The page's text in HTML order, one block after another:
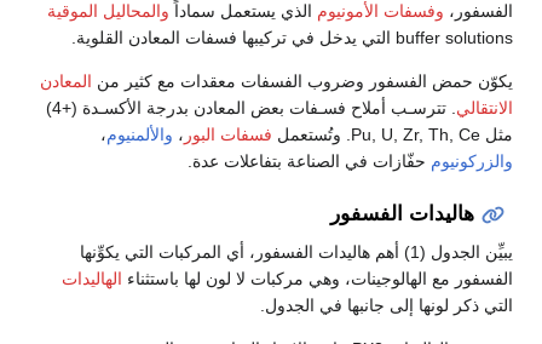
الفسفور، وفسفات الأمونيوم الذي يستعمل سماداً والمحاليل الموقية
buffer solutions التي يدخل في تركيبها فسفات المعادن القلوية.
يكوّن حمض الفسفور وضروب الفسفات معقدات مع كثير من المعادن
الانتقالي
. تترسـب أملاح فسـفات بعض المعادن بدرجة الأكسـدة (+4)
مثل Pu, U, Zr, Th, Ce. وتُستعمل
فسفات البور ، والألمنيوم،
والزركونيوم حفّازات في الصناعة بتفاعلات عدة.
هاليدات الفسفور
يبيِّن الجدول (1) أهم هاليدات الفسفور، أي المركبات التي يكوِّنها
الفسفور مع الهالوجينات، وهي مركبات لا لون لها باستثناء الهاليدات
التي ذكر لونها إلى جانبها في الجدول.